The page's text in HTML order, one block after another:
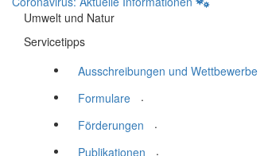
Umwelt und Natur
Servicetipps
Ausschreibungen und Wettbewerbe
Formulare
.
Förderungen
.
Publikationen
.